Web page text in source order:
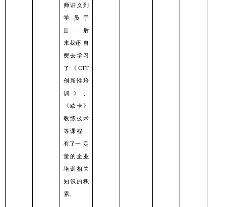
师讲义到
学员⼿
册
后
来我还 ⾃
费去学习
了《 CTT
创新性培
训》、
《欧卡》
教练技术
等课程，
有了⼀ 定
量的企业
培训相关
知识的积
累。